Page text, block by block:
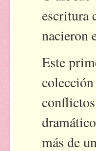
escritura
nacieron
Este
más de